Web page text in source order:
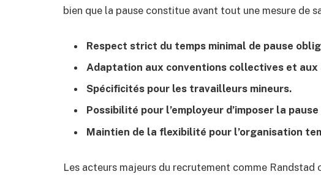
bien que la pause constitue avant tout une mesure de
Respect strict du temps minimal de pause
Adaptation aux conventions collectives et aux
Spécificités pour les travailleurs mineurs.
Possibilité pour l’employeur d’imposer la
Maintien de la flexibilité pour l’organisation
Les acteurs majeurs du recrutement comme